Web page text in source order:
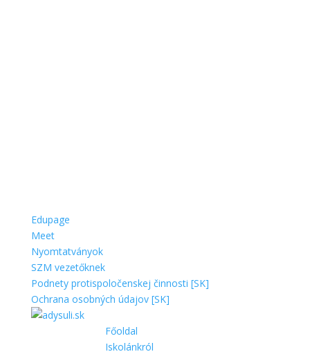
Edupage
Meet
Nyomtatványok
SZM vezetőknek
Podnety protispoločenskej činnosti [SK]
Ochrana osobných údajov [SK]
Főoldal
Iskolánkról